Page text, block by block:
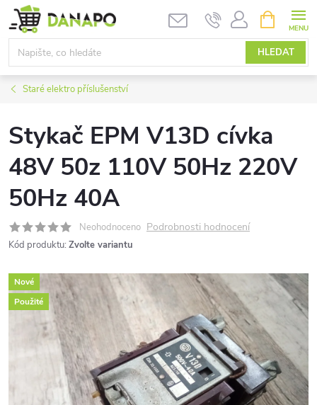
Přejít
na
obsah
HLEDAT
NÁKUPNÍ
KOŠÍK
Staré elektro příslušenství
Stykač EPM V13D cívka
48V 50z 110V 50Hz 220V
50Hz 40A
Neohodnoceno Podrobnosti hodnocení
Kód produktu: Zvolte variantu
Nové
Použité